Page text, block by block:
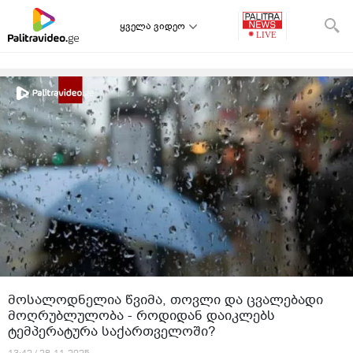
ყველა ვიდეო
მოსალოდნელია წვიმა, თოვლი და ცვალებადი
მოღრუბლულობა - როდიდან დაიკლებს
ტემპერატურა საქართველოში?